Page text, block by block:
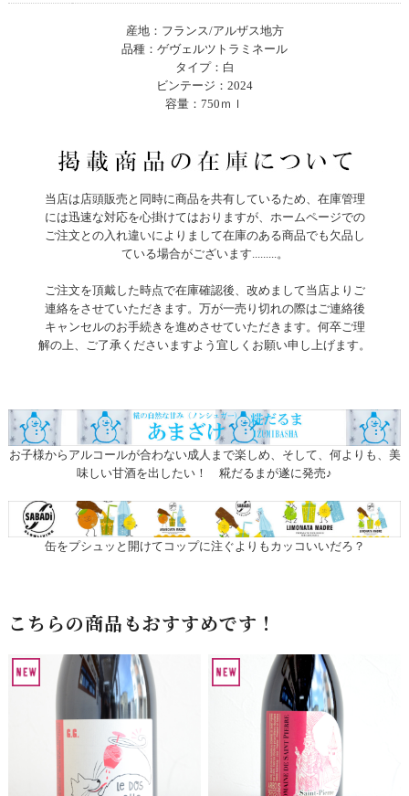
産地：フランス/アルザス地方
品種：ゲヴェルツトラミネール
タイプ：白
ビンテージ：2024
容量：750ｍｌ
当店は店頭販売と同時に商品を共有しているため、在庫管理
には迅速な対応を心掛けてはおりますが、ホームページでの
ご注文との入れ違いによりまして在庫のある商品でも欠品し
ている場合がございます.........。
ご注文を頂戴した時点で在庫確認後、改めまして当店よりご
連絡をさせていただきます。万が一売り切れの際はご連絡後
キャンセルのお手続きを進めさせていただきます。何卒ご理
解の上、ご了承くださいますよう宜しくお願い申し上げます。
お子様からアルコールが合わない成人まで楽しめ、そして、何よりも、美
味しい甘酒を出したい！ 糀だるまが遂に発売♪
缶をプシュッと開けてコップに注ぐよりもカッコいいだろ？
こちらの商品もおすすめです！